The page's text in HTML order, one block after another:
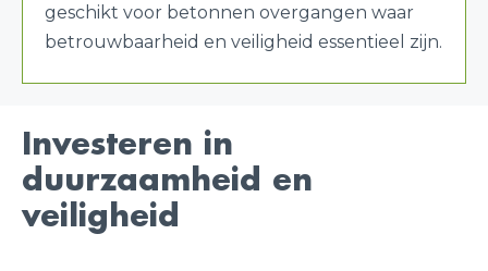
geschikt voor betonnen overgangen waar
betrouwbaarheid en veiligheid essentieel zijn.
Investeren in
duurzaamheid en
veiligheid